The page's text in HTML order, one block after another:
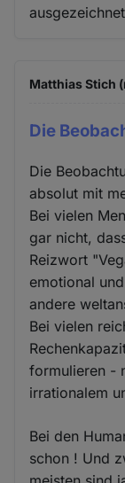
Matthias Stich
Die
Die
absolut mit
Bei vielen
gar nicht,
Reizwort
emotional
andere
Bei vielen
formulieren -
irrationalem
Bei den
schon ! Und